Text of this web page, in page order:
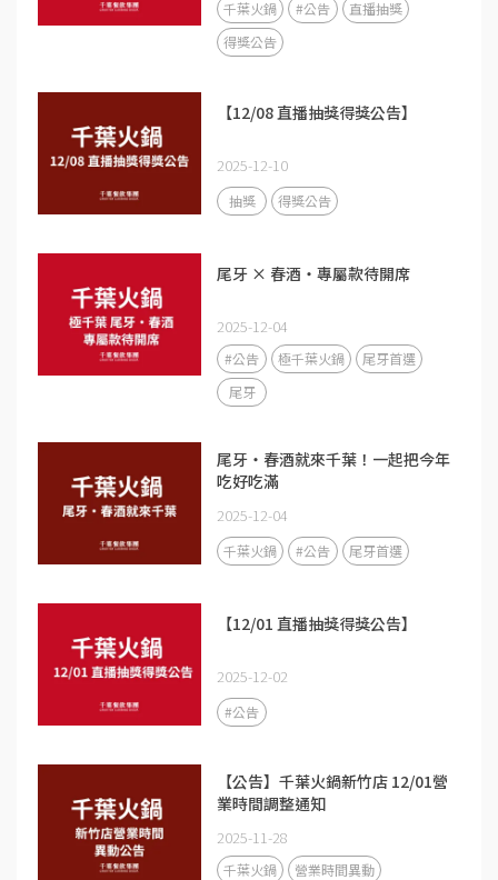
千葉火鍋 #公告
直播抽獎
得獎公告
【12/08 直播抽獎得獎公告】
2025-12-10
抽獎 得獎公告
尾牙 × 春酒・專屬款待開席
2025-12-04
#公告 極千葉火鍋
尾牙首選
尾牙
尾牙・春酒就來千葉！一起把今年
吃好吃滿
2025-12-04
千葉火鍋 #公告 尾牙首選
【12/01 直播抽獎得獎公告】
2025-12-02
#公告
【公告】千葉火鍋新竹店 12/01營
業時間調整通知
2025-11-28
千葉火鍋
營業時間異動